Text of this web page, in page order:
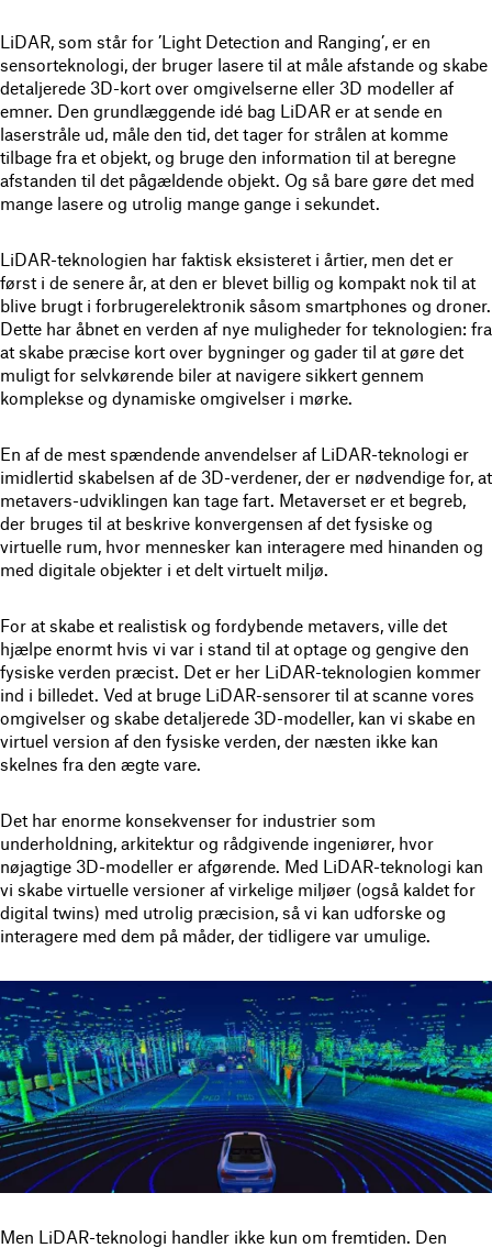
LiDAR, som står for ’Light Detection and Ranging’, er en
sensorteknologi, der bruger lasere til at måle afstande og skabe
detaljerede 3D-kort over omgivelserne eller 3D modeller af
emner. Den grundlæggende idé bag LiDAR er at sende en
laserstråle ud, måle den tid, det tager for strålen at komme
tilbage fra et objekt, og bruge den information til at beregne
afstanden til det pågældende objekt. Og så bare gøre det med
mange lasere og utrolig mange gange i sekundet.
LiDAR-teknologien har faktisk eksisteret i årtier, men det er
først i de senere år, at den er blevet billig og kompakt nok til at
blive brugt i forbrugerelektronik såsom smartphones og droner.
Dette har åbnet en verden af nye muligheder for teknologien: fra
at skabe præcise kort over bygninger og gader til at gøre det
muligt for selvkørende biler at navigere sikkert gennem
komplekse og dynamiske omgivelser i mørke.
En af de mest spændende anvendelser af LiDAR-teknologi er
imidlertid skabelsen af de 3D-verdener, der er nødvendige for, at
metavers-udviklingen kan tage fart. Metaverset er et begreb,
der bruges til at beskrive konvergensen af det fysiske og
virtuelle rum, hvor mennesker kan interagere med hinanden og
med digitale objekter i et delt virtuelt miljø.
For at skabe et realistisk og fordybende metavers, ville det
hjælpe enormt hvis vi var i stand til at optage og gengive den
fysiske verden præcist. Det er her LiDAR-teknologien kommer
ind i billedet. Ved at bruge LiDAR-sensorer til at scanne vores
omgivelser og skabe detaljerede 3D-modeller, kan vi skabe en
virtuel version af den fysiske verden, der næsten ikke kan
skelnes fra den ægte vare.
Det har enorme konsekvenser for industrier som
underholdning, arkitektur og rådgivende ingeniører, hvor
nøjagtige 3D-modeller er afgørende. Med LiDAR-teknologi kan
vi skabe virtuelle versioner af virkelige miljøer (også kaldet for
digital twins) med utrolig præcision, så vi kan udforske og
interagere med dem på måder, der tidligere var umulige.
Men LiDAR-teknologi handler ikke kun om fremtiden. Den